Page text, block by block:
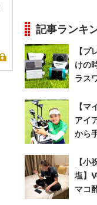
記事ランキ
【
けの
ラス
【
アイ
から
【
塩】
マコ